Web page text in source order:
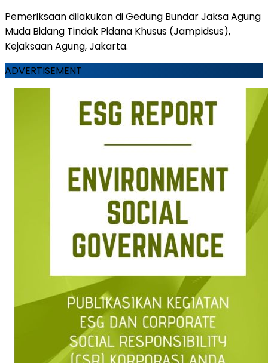
Pemeriksaan dilakukan di Gedung Bundar Jaksa Agung
Muda Bidang Tindak Pidana Khusus (Jampidsus),
Kejaksaan Agung, Jakarta.
ADVERTISEMENT